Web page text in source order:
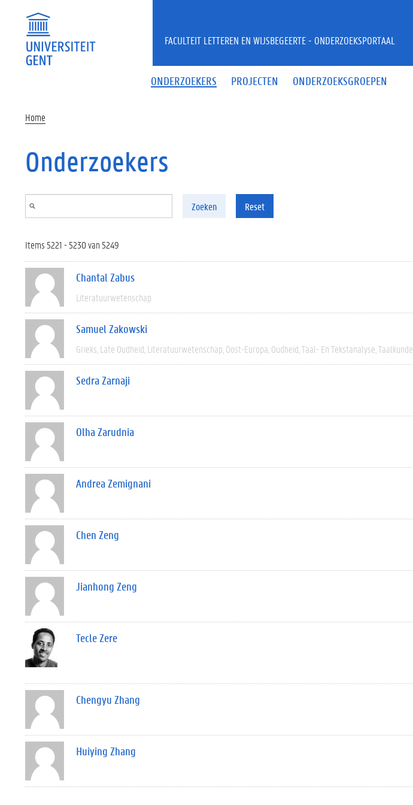
ONDERZOEKERS PROJECTEN ONDERZOEKSGROEPEN
FACULTEIT LETTEREN EN WIJSBEGEERTE - ONDERZOEKSPORTAAL
Home
Onderzoekers
Zoeken Reset
Items 5221 - 5230 van 5249
Chantal Zabus
Literatuurwetenschap
Samuel Zakowski
Grieks Late Oudheid Literatuurwetenschap Oost-Europa Oudheid Taal- En Tekstanalyse Taalkunde
Sedra Zarnaji
Olha Zarudnia
Andrea Zemignani
Chen Zeng
Jianhong Zeng
Tecle Zere
Chengyu Zhang
Huiying Zhang